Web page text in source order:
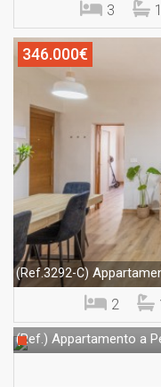
3 1
346.000€
(Ref.3292-C)
2
(Ref.) Appartamento a